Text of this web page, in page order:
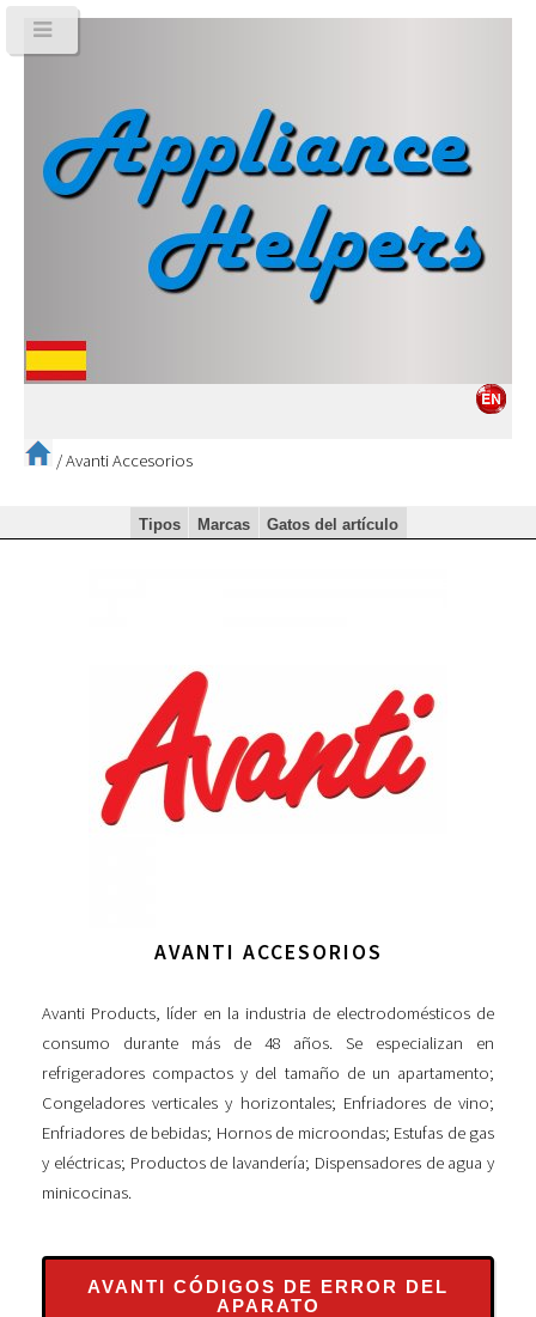
/Avanti Accesorios
Tipos Marcas Gatos del artículo
AVANTI ACCESORIOS
Avanti Products, líder en la industria de electrodomésticos de
consumo durante más de 48 años. Se especializan en
refrigeradores compactos y del tamaño de un apartamento;
Congeladores verticales y horizontales; Enfriadores de vino;
Enfriadores de bebidas; Hornos de microondas; Estufas de gas
y eléctricas; Productos de lavandería; Dispensadores de agua y
minicocinas.
AVANTI CÓDIGOS DE ERROR DEL
APARATO